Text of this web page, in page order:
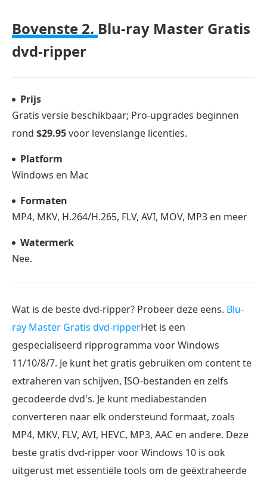
Bovenste 2. Blu-ray Master Gratis
dvd-ripper
Prijs
Gratis versie beschikbaar; Pro-upgrades beginnen
rond $29.95voor levenslange licenties.
Platform
Windows en Mac
Formaten
MP4, MKV, H.264/H.265, FLV, AVI, MOV, MP3 en meer
Watermerk
Nee.
Wat is de beste dvd-ripper? Probeer deze eens. Blu-
ray Master Gratis dvd-ripperHet is een
gespecialiseerd ripprogramma voor Windows
11/10/8/7. Je kunt het gratis gebruiken om content te
extraheren van schijven, ISO-bestanden en zelfs
gecodeerde dvd's. Je kunt mediabestanden
converteren naar elk ondersteund formaat, zoals
MP4, MKV, FLV, AVI, HEVC, MP3, AAC en andere. Deze
beste gratis dvd-ripper voor Windows 10 is ook
uitgerust met essentiële tools om de geëxtraheerde